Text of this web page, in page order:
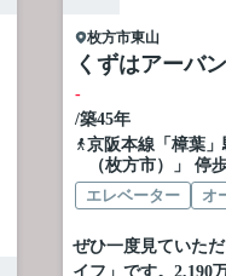
枚方市東山
くずはアーバ
-
/築45年
京阪本線「 樟葉」
（枚方市）」 停
エレベーター
オ
ぜひ一度見ていた
イフ」です。2,190